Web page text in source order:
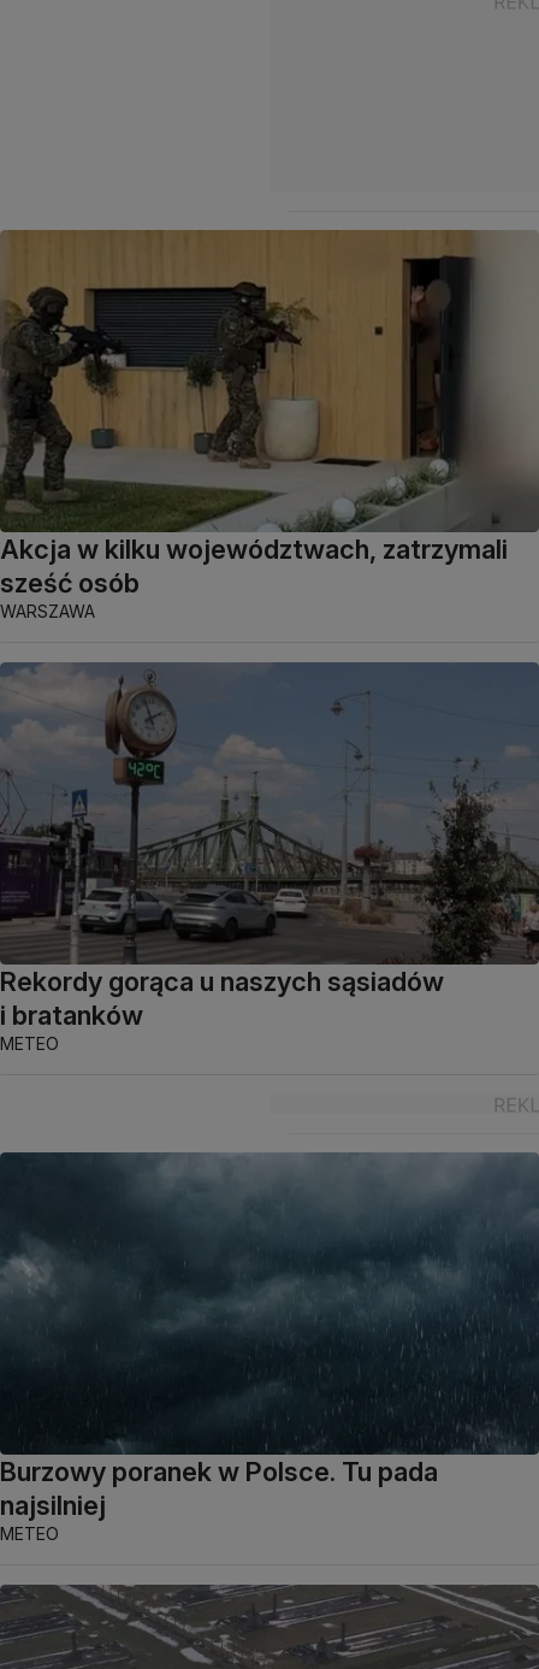
Akcja w kilku województwach, zatrzymali
sześć osób
WARSZAWA
Rekordy gorąca u naszych sąsiadów
i bratanków
METEO
Burzowy poranek w Polsce. Tu pada
najsilniej
METEO